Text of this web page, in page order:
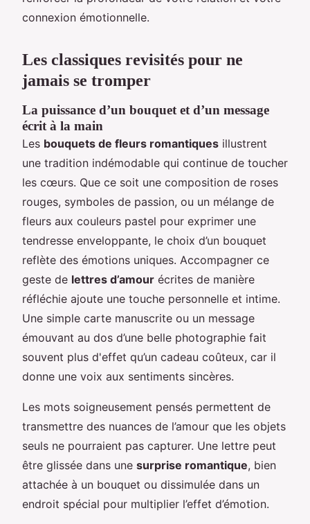
connexion émotionnelle.
Les classiques revisités pour ne
jamais se tromper
La puissance d’un bouquet et d’un message
écrit à la main
Les bouquets de fleurs romantiques illustrent
une tradition indémodable qui continue de toucher
les cœurs. Que ce soit une composition de roses
rouges, symboles de passion, ou un mélange de
fleurs aux couleurs pastel pour exprimer une
tendresse enveloppante, le choix d’un bouquet
reflète des émotions uniques. Accompagner ce
geste de lettres d’amour écrites de manière
réfléchie ajoute une touche personnelle et intime.
Une simple carte manuscrite ou un message
émouvant au dos d’une belle photographie fait
souvent plus d'effet qu’un cadeau coûteux, car il
donne une voix aux sentiments sincères.
Les mots soigneusement pensés permettent de
transmettre des nuances de l’amour que les objets
seuls ne pourraient pas capturer. Une lettre peut
être glissée dans une surprise romantique, bien
attachée à un bouquet ou dissimulée dans un
endroit spécial pour multiplier l’effet d’émotion.